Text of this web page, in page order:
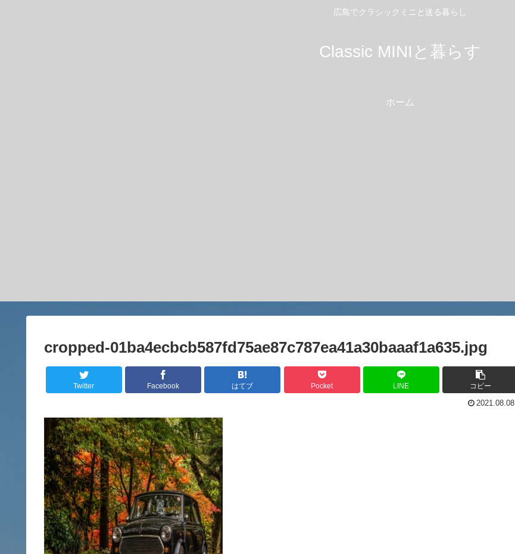
広島でクラシックミニと送る暮らし
Classic MINIと暮らす
ホーム
cropped-01ba4ecbcb587fd75ae87c787ea41a30baaaf1a635.jpg
Twitter Facebook はてブ Pocket LINE コピー
2021.08.08